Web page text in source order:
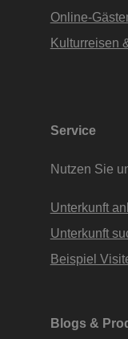
Online-
Kulturreisen
Service
Nutzen Sie
Unterkunft
Unterkunft
Beispiel
Blogs &